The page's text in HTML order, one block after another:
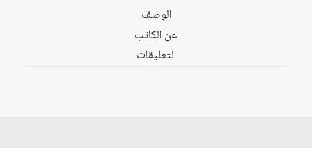
الوصف
عن الكاتب
التعليقات